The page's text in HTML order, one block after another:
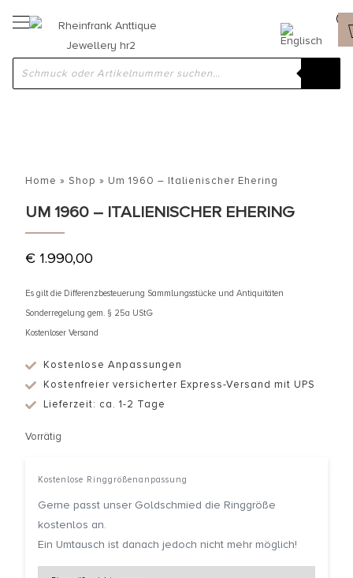
Home » Shop » Um 1960 – Italienischer Ehering
UM 1960 – ITALIENISCHER EHERING
€ 1.990,00
Es gilt die Differenzbesteuerung Sammlungsstücke und Antiquitäten
Sonderregelung gem. § 25a UStG
Kostenloser Versand
Kostenlose Anpassungen
Kostenfreier versicherter Express-Versand mit UPS
Lieferzeit: ca. 1-2 Tage
Vorrätig
Kostenlose Ringgrößenanpassung
Gerne passt unser Goldschmied die Ringgröße
kostenlos an.
Ein Umtausch ist danach jedoch nicht mehr möglich!